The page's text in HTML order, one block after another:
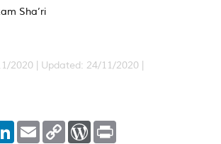
Sha’ri
2020 | Updated: 24/11/2020 |
L
E
m
C
W